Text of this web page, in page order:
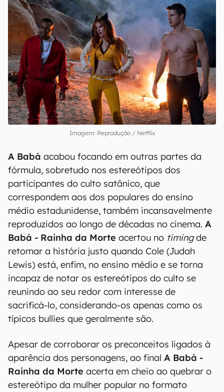
Imagem: Reprodução / Netflix
A Babá acabou focando em outras partes da
fórmula, sobretudo nos estereótipos dos
participantes do culto satânico, que
correspondem aos dos populares do ensino
médio estadunidense, também incansavelmente
reproduzidos ao longo de décadas no cinema. A
Babá - Rainha da Morte acertou no timingde
retomar a história justo quando Cole (Judah
Lewis) está, enfim, no ensino médio e se torna
incapaz de notar os estereótipos do culto se
reunindo ao seu redor com interesse de
sacrificá-lo, considerando-os apenas como os
típicos bullies que geralmente são.
Apesar de corroborar os preconceitos ligados à
aparência dos personagens, ao final A Babá -
Rainha da Morte acerta em cheio ao quebrar o
estereótipo da mulher popular no formato